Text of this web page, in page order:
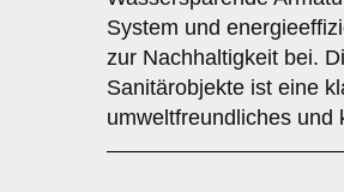
System und
zur Nachhaltigkeit bei.
Sanitärobjekte ist eine
umweltfreundliches und